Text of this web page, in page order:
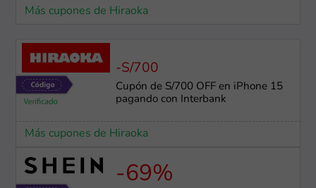
Más cupones de Hiraoka
-S/700
Cupón de S/700 OFF en iPhone 15
pagando con Interbank
Más cupones de Hiraoka
-69%